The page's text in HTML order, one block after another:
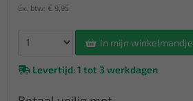
Ex. btw: € 9,95
In mijn winkelmandje
Levertijd: 1 tot 3 werkdagen